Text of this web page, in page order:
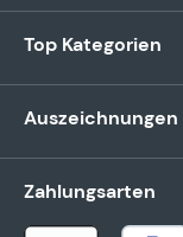
Top Kategorien
Auszeichnungen
Zahlungsarten